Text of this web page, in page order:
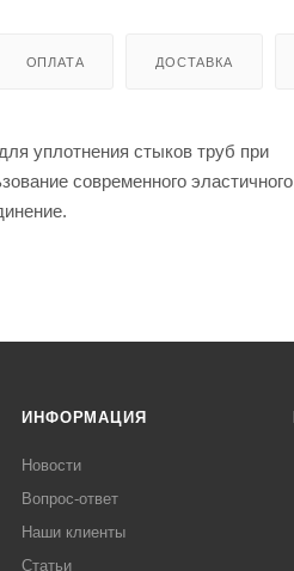
ОПЛАТА ДОСТАВКА
уплотнения стыков труб при
современного эластичного
ИНФОРМАЦИЯ
Новости
Вопрос-ответ
Наши клиенты
Статьи